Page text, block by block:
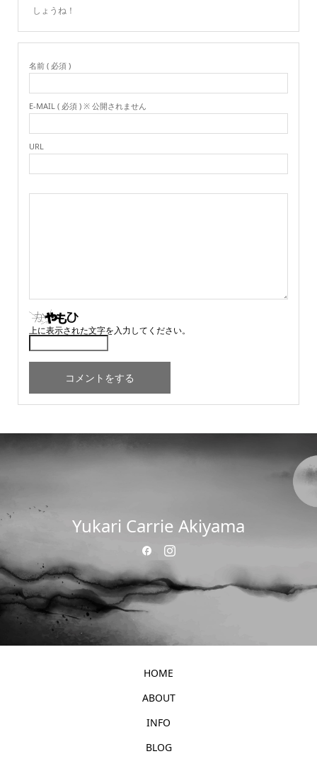
しょうね！
名前 ( 必須 )
E-MAIL ( 必須 ) ※ 公開されません
URL
上に表示された文字を入力してください。
Yukari Carrie Akiyama
HOME
ABOUT
INFO
BLOG